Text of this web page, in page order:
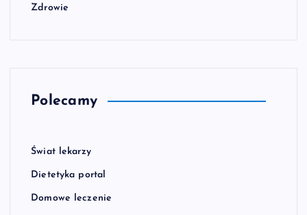
Zdrowie
Polecamy
Świat lekarzy
Dietetyka portal
Domowe leczenie